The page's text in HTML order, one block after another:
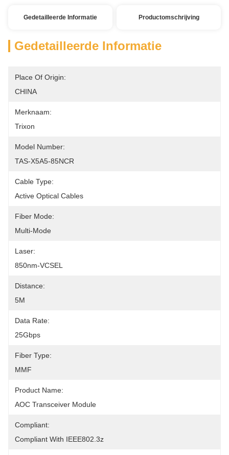
Gedetailleerde Informatie Productomschrijving
Gedetailleerde Informatie
Place Of Origin:
CHINA
Merknaam:
Trixon
Model Number:
TAS-X5A5-85NCR
Cable Type:
Active Optical Cables
Fiber Mode:
Multi-Mode
Laser:
850nm-VCSEL
Distance:
5M
Data Rate:
25Gbps
Fiber Type:
MMF
Product Name:
AOC Transceiver Module
Compliant:
Compliant With IEEE802.3z